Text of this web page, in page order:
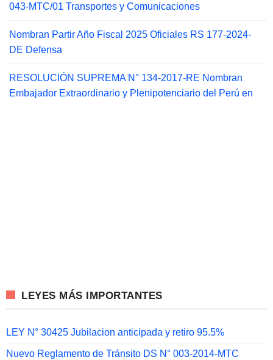
043-MTC/01 Transportes y Comunicaciones
Nombran Partir Año Fiscal 2025 Oficiales RS 177-2024-
DE Defensa
RESOLUCIÓN SUPREMA N° 134-2017-RE Nombran
Embajador Extraordinario y Plenipotenciario del Perú en
LEYES MÁS IMPORTANTES
LEY N° 30425 Jubilacion anticipada y retiro 95.5%
Nuevo Reglamento de Tránsito DS N° 003-2014-MTC